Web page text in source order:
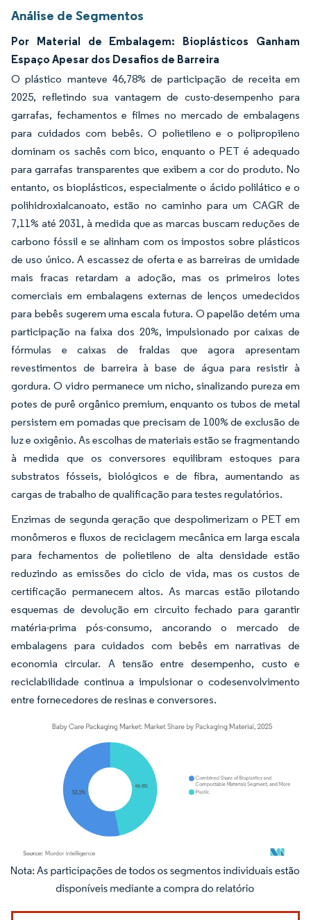
Análise de Segmentos
Por Material de Embalagem: Bioplásticos Ganham
Espaço Apesar dos Desafios de Barreira
O plástico manteve 46,78% de participação de receita em
2025, refletindo sua vantagem de custo-desempenho para
garrafas, fechamentos e filmes no mercado de embalagens
para cuidados com bebês. O polietileno e o polipropileno
dominam os sachês com bico, enquanto o PET é adequado
para garrafas transparentes que exibem a cor do produto. No
entanto, os bioplásticos, especialmente o ácido polilático e o
polihidroxialcanoato, estão no caminho para um CAGR de
7,11% até 2031, à medida que as marcas buscam reduções de
carbono fóssil e se alinham com os impostos sobre plásticos
de uso único. A escassez de oferta e as barreiras de umidade
mais fracas retardam a adoção, mas os primeiros lotes
comerciais em embalagens externas de lenços umedecidos
para bebês sugerem uma escala futura. O papelão detém uma
participação na faixa dos 20%, impulsionado por caixas de
fórmulas e caixas de fraldas que agora apresentam
revestimentos de barreira à base de água para resistir à
gordura. O vidro permanece um nicho, sinalizando pureza em
potes de purê orgânico premium, enquanto os tubos de metal
persistem em pomadas que precisam de 100% de exclusão de
luz e oxigênio. As escolhas de materiais estão se fragmentando
à medida que os conversores equilibram estoques para
substratos fósseis, biológicos e de fibra, aumentando as
cargas de trabalho de qualificação para testes regulatórios.
Enzimas de segunda geração que despolimerizam o PET em
monômeros e fluxos de reciclagem mecânica em larga escala
para fechamentos de polietileno de alta densidade estão
reduzindo as emissões do ciclo de vida, mas os custos de
certificação permanecem altos. As marcas estão pilotando
esquemas de devolução em circuito fechado para garantir
matéria-prima pós-consumo, ancorando o mercado de
embalagens para cuidados com bebês em narrativas de
economia circular. A tensão entre desempenho, custo e
reciclabilidade continua a impulsionar o codesenvolvimento
entre fornecedores de resinas e conversores.
Imagem © Mordor Intelligence. O reuso requer atribuição conforme CC BY 4.0.